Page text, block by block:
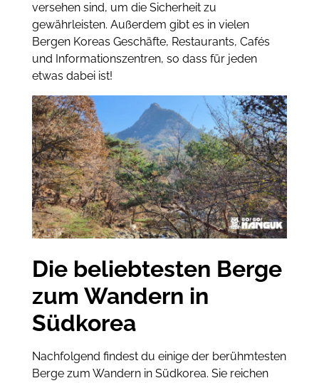
versehen sind, um die Sicherheit zu
gewährleisten. Außerdem gibt es in vielen
Bergen Koreas Geschäfte, Restaurants, Cafés
und Informationszentren, so dass für jeden
etwas dabei ist!
Die beliebtesten Berge
zum Wandern in
Südkorea
Nachfolgend findest du einige der berühmtesten
Berge zum Wandern in Südkorea. Sie reichen